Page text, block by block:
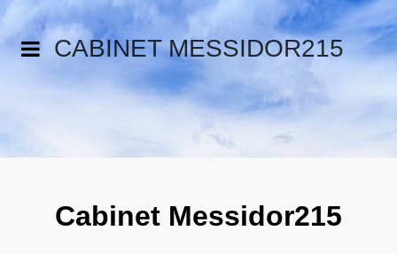
CABINET MESSIDOR215
Cabinet Messidor215